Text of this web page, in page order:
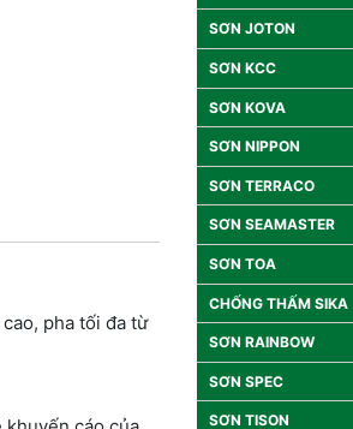
pha tối đa từ
SƠN JOTON
SƠN KCC
SƠN KOVA
SƠN NIPPON
SƠN TERRACO
SƠN SEAMASTER
SƠN TOA
CHỐNG THẤM SIKA
SƠN RAINBOW
SƠN SPEC
SƠN TISON